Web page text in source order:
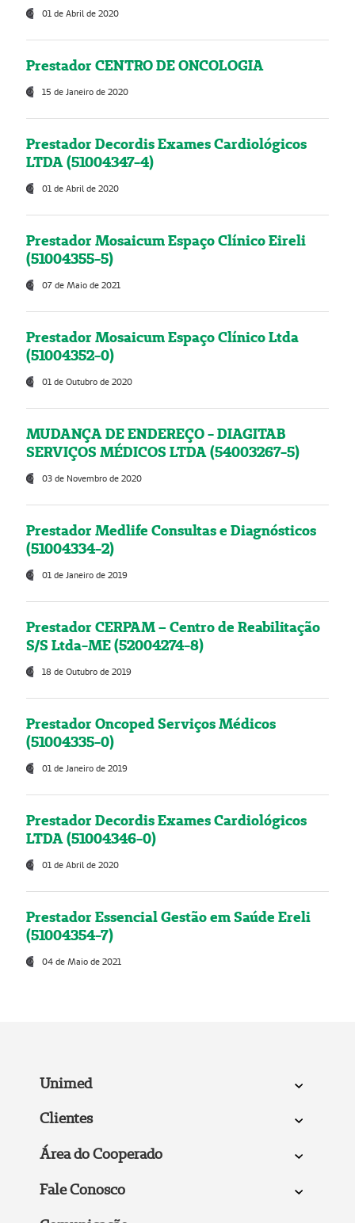
01 de Abril de 2020
Prestador CENTRO DE ONCOLOGIA
15 de Janeiro de 2020
Prestador Decordis Exames Cardiológicos
LTDA (51004347-4)
01 de Abril de 2020
Prestador Mosaicum Espaço Clínico Eireli
(51004355-5)
07 de Maio de 2021
Prestador Mosaicum Espaço Clínico Ltda
(51004352-0)
01 de Outubro de 2020
MUDANÇA DE ENDEREÇO - DIAGITAB
SERVIÇOS MÉDICOS LTDA (54003267-5)
03 de Novembro de 2020
Prestador Medlife Consultas e Diagnósticos
(51004334-2)
01 de Janeiro de 2019
Prestador CERPAM – Centro de Reabilitação
S/S Ltda-ME (52004274-8)
18 de Outubro de 2019
Prestador Oncoped Serviços Médicos
(51004335-0)
01 de Janeiro de 2019
Prestador Decordis Exames Cardiológicos
LTDA (51004346-0)
01 de Abril de 2020
Prestador Essencial Gestão em Saúde Ereli
(51004354-7)
04 de Maio de 2021
Unimed
Clientes
Área do Cooperado
Fale Conosco